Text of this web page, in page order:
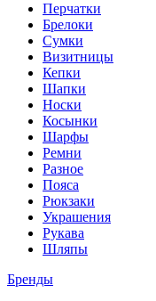
Перчатки
Брелоки
Сумки
Визитницы
Кепки
Шапки
Носки
Косынки
Шарфы
Ремни
Разное
Пояса
Рюкзаки
Украшения
Рукава
Шляпы
Бренды